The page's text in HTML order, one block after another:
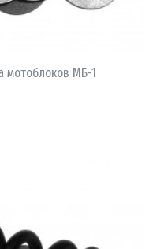
мотоблоков МБ-1